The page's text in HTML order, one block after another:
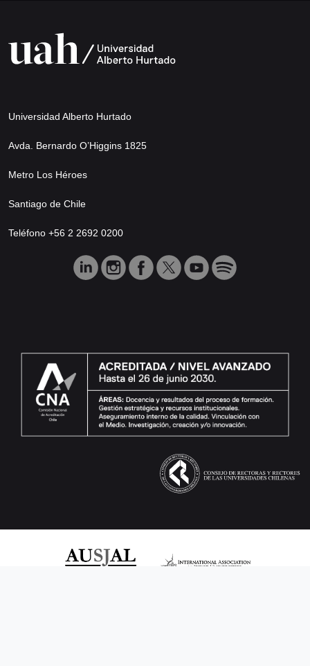
Universidad Alberto Hurtado
Avda. Bernardo O’Higgins 1825
Metro Los Héroes
Santiago de Chile
Teléfono +56 2 2692 0200